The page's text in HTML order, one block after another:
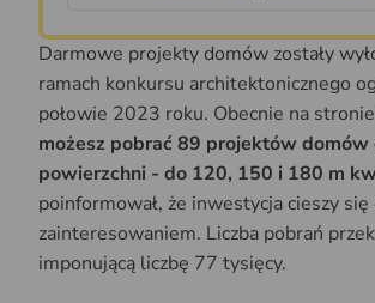
Darmowe projekty domów zostały
ramach konkursu architektonicznego
połowie 2023 roku. Obecnie na
możesz pobrać 89 projektów domów
powierzchni - do 120, 150 i 180 m
poinformował, że inwestycja cieszy
zainteresowaniem. Liczba pobrań
imponującą liczbę 77 tysięcy.